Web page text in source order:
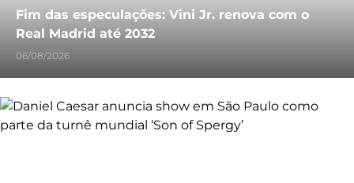
Fim das especulações: Vini Jr. renova com o
Real Madrid até 2032
06/08/2026